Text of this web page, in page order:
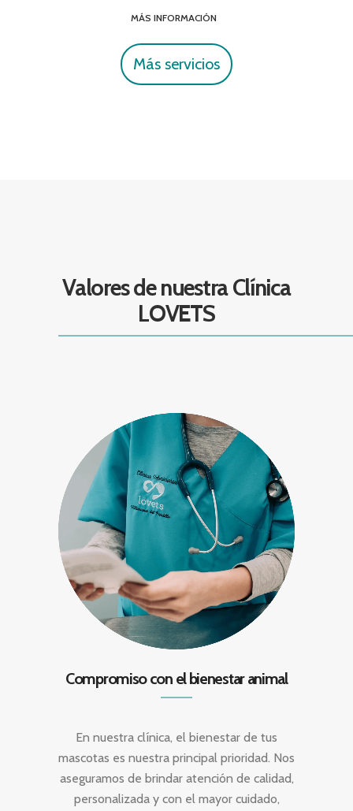
MÁS INFORMACIÓN
Más servicios
Valores de nuestra Clínica
LOVETS
Compromiso con el bienestar animal
En nuestra clínica, el bienestar de tus
mascotas es nuestra principal prioridad. Nos
aseguramos de brindar atención de calidad,
personalizada y con el mayor cuidado,